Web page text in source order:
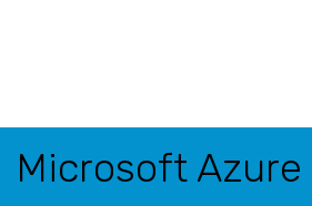
Microsoft Azure